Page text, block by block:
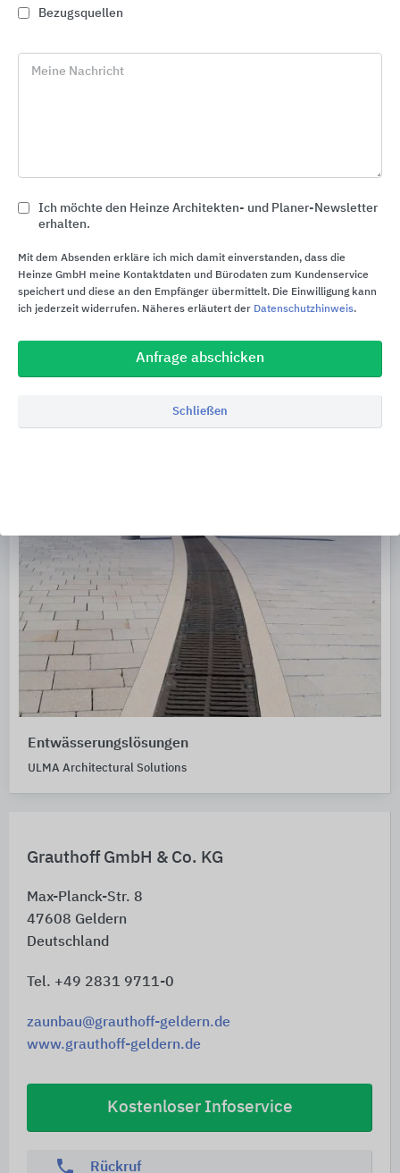
Grauthoff GmbH & Co. KG
Max-Planck-Str. 8
47608 Geldern
Deutschland
Tel. +49 2831 9711-0
zaunbau@grauthoff-geldern.de
www.grauthoff-geldern.de
Kostenloser Infoservice
phone Rückruf
Entwässerungssysteme für Außenanlagen, Haus,
Hof und Garten sowie Sportanlagen
Entwässerungslösungen
ULMA Architectural Solutions
Bezugsquellen
Meine Nachricht
Ich möchte den Heinze Architekten- und Planer-Newsletter
erhalten.
Mit dem Absenden erkläre ich mich damit einverstanden, dass die
Heinze GmbH meine Kontaktdaten und Bürodaten zum Kundenservice
speichert und diese an den Empfänger übermittelt. Die Einwilligung kann
ich jederzeit widerrufen. Näheres erläutert der Datenschutzhinweis.
Anfrage abschicken
Schließen